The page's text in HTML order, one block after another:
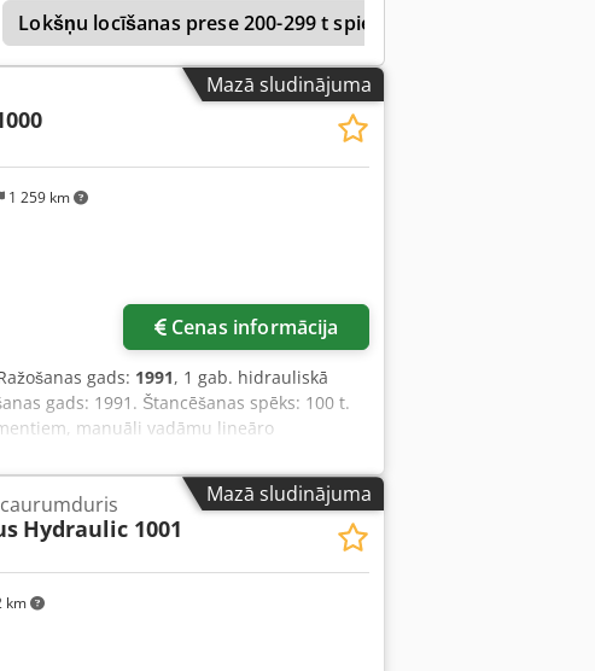
5 (strādā tikai ar Windows XP) Metāla
3,2 mm Maks. apstrādes platums: 5 000
mm Svars: 16 500 kg Atrašanās vieta:
Lokšņu locīšanas prese 200-299 t spiediens
Mazā sludinājuma
1 259 km
Cenas informācija
gads: 1991, 1 gab. hidrauliskā
gads: 1991. Štancēšanas spēks: 100 t.
manuāli vadāmu lineāro
ratiņu fiksācija un kājas slēdzis. Izmēri
1135 mm. Caurums: 40 pie 22 mm.
min. Piedziņas jauda: 8,5 kW. Svars: 3800
Mazā sludinājuma
km
Hydraulic 1001